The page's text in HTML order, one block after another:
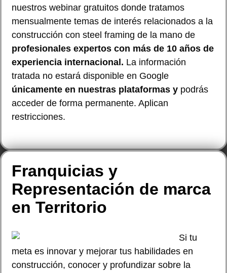
nuestros webinar gratuitos donde tratamos
mensualmente temas de interés relacionados a la
construcción con steel framing de la mano de
profesionales expertos con más de 10 años de
experiencia internacional. La información
tratada no estará disponible en Google
únicamente en nuestras plataformas y podrás
acceder de forma permanente. Aplican
restricciones.
Franquicias y
Representación de marca
en Territorio
Si tu
meta es innovar y mejorar tus habilidades en
construcción, conocer y profundizar sobre la